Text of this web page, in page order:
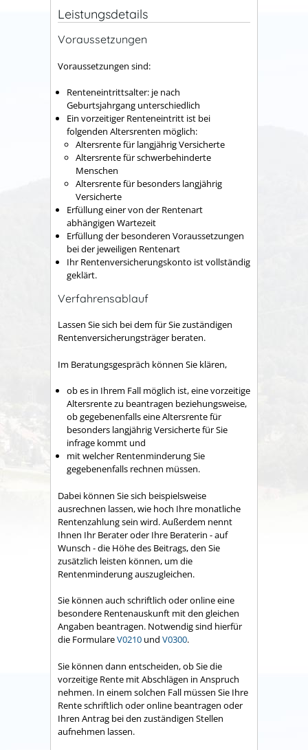
Leistungsdetails
Voraussetzungen
Voraussetzungen sind:
Renteneintrittsalter: je nach
Geburtsjahrgang unterschiedlich
Ein vorzeitiger Renteneintritt ist bei
folgenden Altersrenten möglich:
Altersrente für langjährig Versicherte
Altersrente für schwerbehinderte
Menschen
Altersrente für besonders langjährig
Versicherte
Erfüllung einer von der Rentenart
abhängigen Wartezeit
Erfüllung der besonderen Voraussetzungen
bei der jeweiligen Rentenart
Ihr Rentenversicherungskonto ist vollständig
geklärt.
Verfahrensablauf
Lassen Sie sich bei dem für Sie zuständigen
Rentenversicherungsträger beraten.
Im Beratungsgespräch können Sie klären,
ob es in Ihrem Fall möglich ist, eine vorzeitige
Altersrente zu beantragen beziehungsweise,
ob gegebenenfalls eine Altersrente für
besonders langjährig Versicherte für Sie
infrage kommt und
mit welcher Rentenminderung Sie
gegebenenfalls rechnen müssen.
Dabei können Sie sich beispielsweise
ausrechnen lassen, wie hoch Ihre monatliche
Rentenzahlung sein wird. Außerdem nennt
Ihnen Ihr Berater oder Ihre Beraterin - auf
Wunsch - die Höhe des Beitrags, den Sie
zusätzlich leisten können, um die
Rentenminderung auszugleichen.
Sie können auch schriftlich oder online eine
besondere Rentenauskunft mit den gleichen
Angaben beantragen. Notwendig sind hierfür
die FormulareV0210 und V0300.
Sie können dann entscheiden, ob Sie die
vorzeitige Rente mit Abschlägen in Anspruch
nehmen. In einem solchen Fall müssen Sie Ihre
Rente schriftlich oder online beantragen oder
Ihren Antrag bei den zuständigen Stellen
aufnehmen lassen.